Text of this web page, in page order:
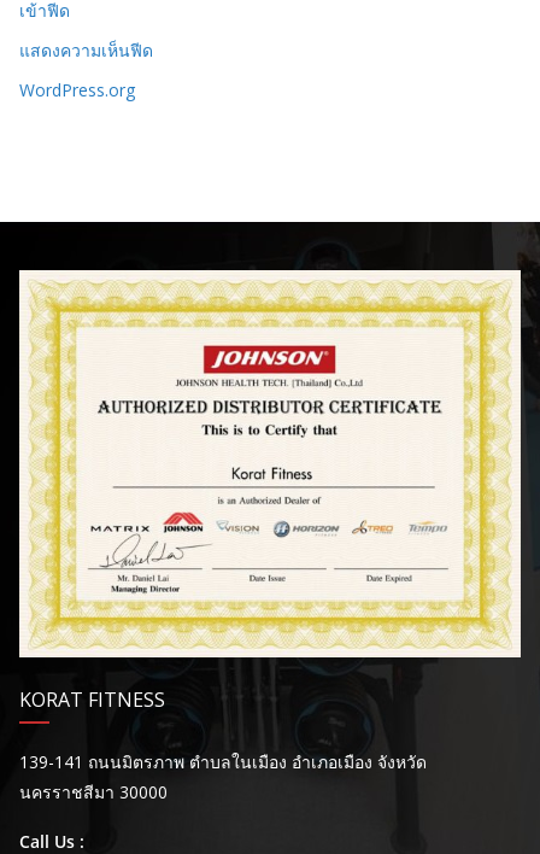
เข้าฟีด
แสดงความเห็นฟีด
WordPress.org
KORAT FITNESS
139-141 ถนนมิตรภาพ ตำบลในเมือง อำเภอเมือง จังหวัด
นครราชสีมา 30000
Call Us :